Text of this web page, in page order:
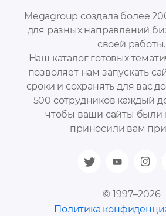
Megagroup создала более
для разных направлений
своей работы.
Наш каталог готовых
позволяет нам запускать
сроки и сохранять для вас
500 сотрудников каждый
чтобы ваши сайты были
приносили вам
© 1997–2026
Политика